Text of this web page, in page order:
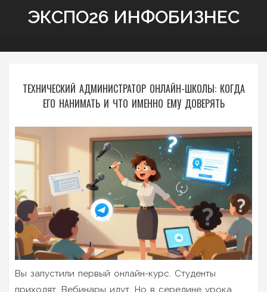
ЭКСПО26 ИНФОБИЗНЕС
ТЕХНИЧЕСКИЙ АДМИНИСТРАТОР ОНЛАЙН-ШКОЛЫ: КОГДА
ЕГО НАНИМАТЬ И ЧТО ИМЕННО ЕМУ ДОВЕРЯТЬ
Вы запустили первый онлайн-курс. Студенты
приходят. Вебинары идут. Но в середине урока